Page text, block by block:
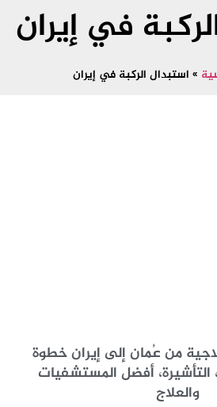
في إيران
» استبدال الركبة في إيران
من عُمان إلى إيران خطوة
التأشيرة، أفضل المستشفيات
والعلاج